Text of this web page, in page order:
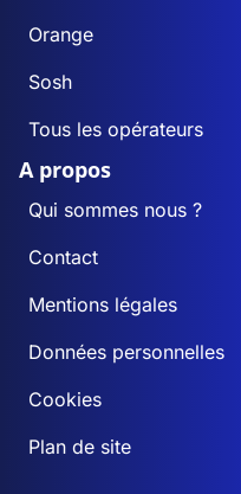
Orange
Sosh
Tous les opérateurs
A propos
Qui sommes nous ?
Contact
Mentions légales
Données personnelles
Cookies
Plan de site